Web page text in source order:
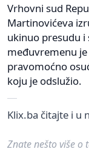
Vrhovni sud
Martinovićeva
ukinuo presudu i
međuvremenu
pravomoćno
koju je odslužio.
Klix.ba čitajte i u
Znate nešto više o